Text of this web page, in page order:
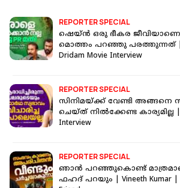
REPORTER SPECIAL
ഷെയ്ന്‍ ഒരു ഭീകര
മൊത്തം പറഞ്ഞു പരത്തുന്നത് |
Dridam Movie Interview
REPORTER SPECIAL
സിനിമയ്ക്ക് വേണ്ടി അങ്ങനെ
ചെയ്ത് നില്‍ക്കേണ്ട കാര്യമില്ല |
Interview
REPORTER SPECIAL
ഞാൻ പറഞ്ഞുകൊണ്ട്
ഫഹദ് പറയും | Vineeth Kumar |